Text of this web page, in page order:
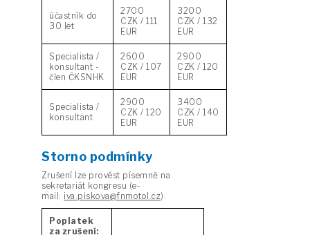
účastník do
30 let
2700
CZK / 111
EUR
3200
CZK / 132
EUR
Specialista /
konsultant -
člen ČKSNHK
2600
CZK / 107
EUR
2900
CZK / 120
EUR
Specialista /
konsultant
2900
CZK / 120
EUR
3400
CZK / 140
EUR
Storno podmínky
Zrušení lze provést písemně na
sekretariát kongresu (e-
mail: iva.piskova@fnmotol.cz).
Poplatek
za zrušení: